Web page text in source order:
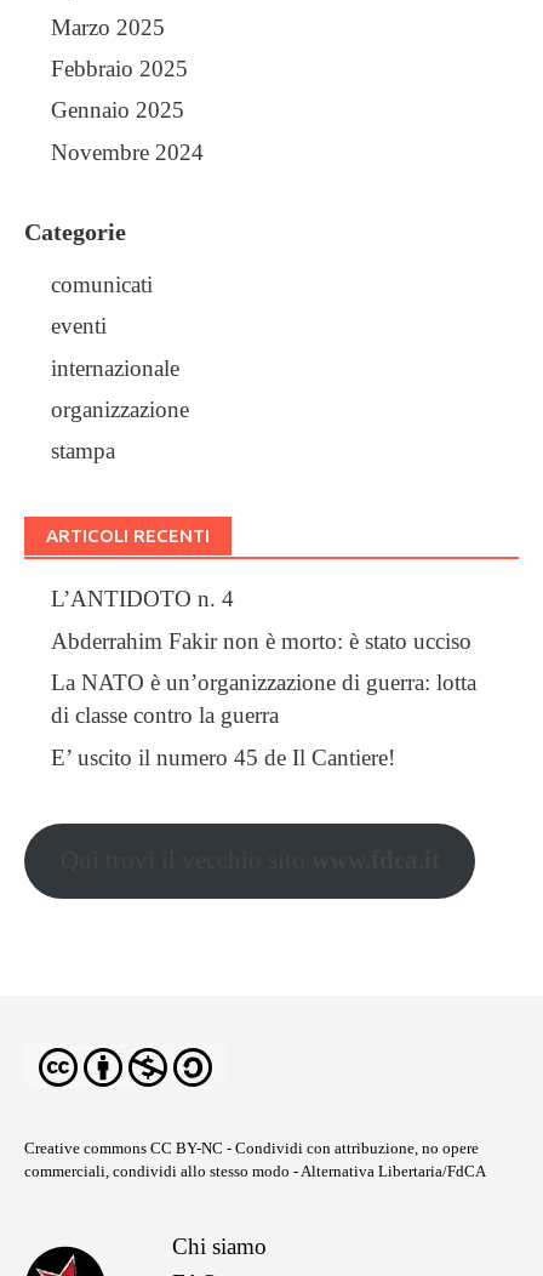
Marzo 2025
Febbraio 2025
Gennaio 2025
Novembre 2024
Categorie
comunicati
eventi
internazionale
organizzazione
stampa
ARTICOLI RECENTI
L’ANTIDOTO n. 4
Abderrahim Fakir non è morto: è stato ucciso
La NATO è un’organizzazione di guerra: lotta
di classe contro la guerra
E’ uscito il numero 45 de Il Cantiere!
Creative commons CC BY-NC - Condividi con attribuzione, no opere
commerciali, condividi allo stesso modo - Alternativa Libertaria/FdCA
Chi siamo